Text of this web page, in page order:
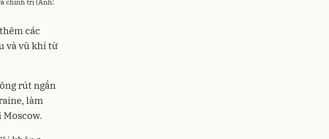
chính trị (Ảnh:
các
và vũ khí từ
rút ngắn
làm
Moscow.